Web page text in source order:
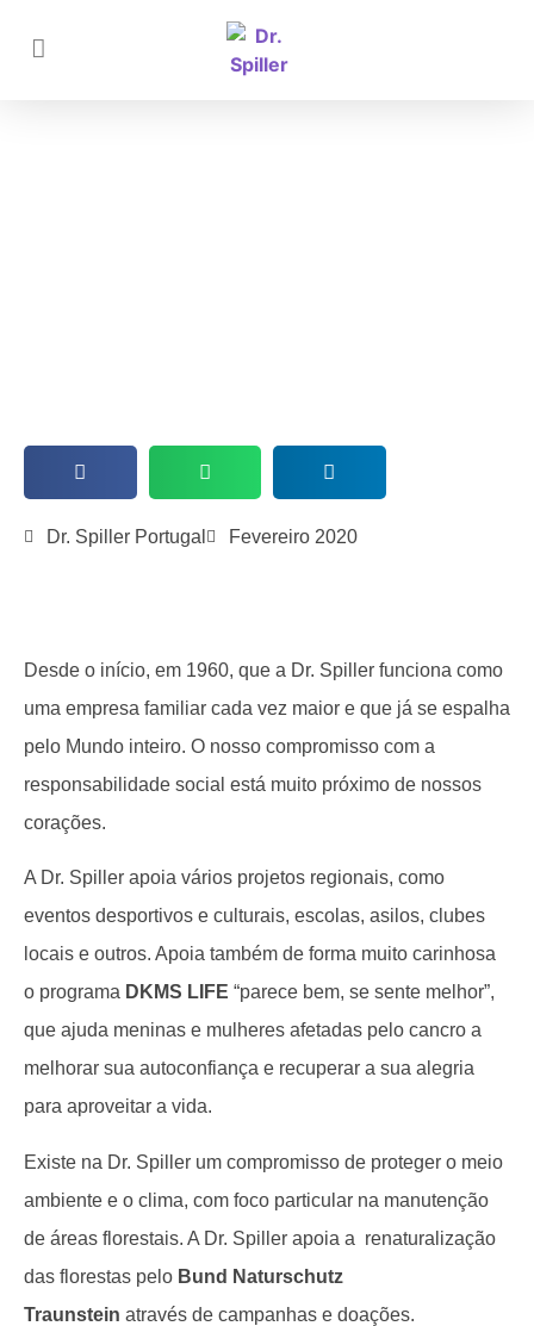
Dr. Spiller Portugal Fevereiro 2020
Desde o início, em 1960, que a Dr. Spiller funciona como
uma empresa familiar cada vez maior e que já se espalha
pelo Mundo inteiro. O nosso compromisso com a
responsabilidade social está muito próximo de nossos
corações.
A Dr. Spiller apoia vários projetos regionais, como
eventos desportivos e culturais, escolas, asilos, clubes
locais e outros. Apoia também de forma muito carinhosa
o programa DKMS LIFE “parece bem, se sente melhor”,
que ajuda meninas e mulheres afetadas pelo cancro a
melhorar sua autoconfiança e recuperar a sua alegria
para aproveitar a vida.
Existe na Dr. Spiller um compromisso de proteger o meio
ambiente e o clima, com foco particular na manutenção
de áreas florestais. A Dr. Spiller apoia a renaturalização
das florestas pelo Bund Naturschutz
Traunstein através de campanhas e doações.